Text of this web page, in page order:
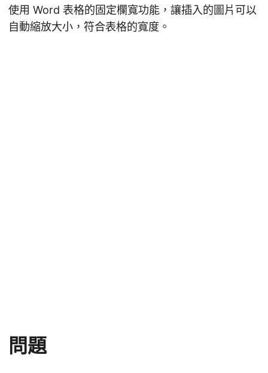
使用 Word 表格的固定欄寬功能，讓插入的圖片可以
自動縮放大小，符合表格的寬度。
問題